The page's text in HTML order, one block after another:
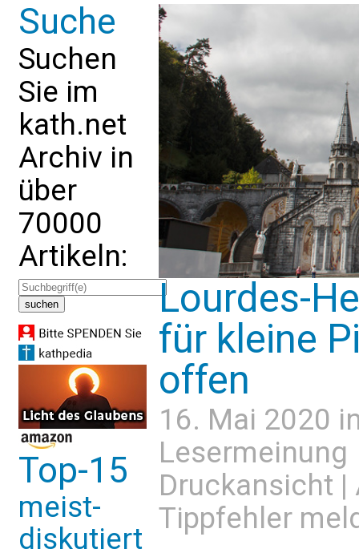
Suche
Suchen
Sie im
kath.net
Archiv in
über
70000
Artikeln:
Top-15
meist-
diskutiert
Lourdes-
für kleine
offen
16. Mai 2020
Lesermeinung
Druckansicht |
Tippfehler